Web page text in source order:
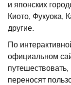
и японских
Киото, Фукуока,
другие.
По
официальном
переносят